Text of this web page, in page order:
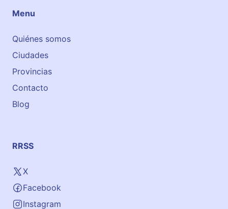
Menu
Quiénes somos
Ciudades
Provincias
Contacto
Blog
RRSS
X
Facebook
Instagram